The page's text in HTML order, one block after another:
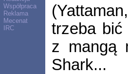
Współpraca
Reklama
Mecenat
IRC
trzeba bić
z mangą
Shark...